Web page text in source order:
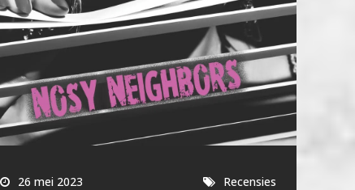
26 mei 2023 Recensies